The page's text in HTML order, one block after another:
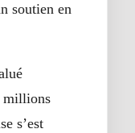
soutien en
millions
s’est